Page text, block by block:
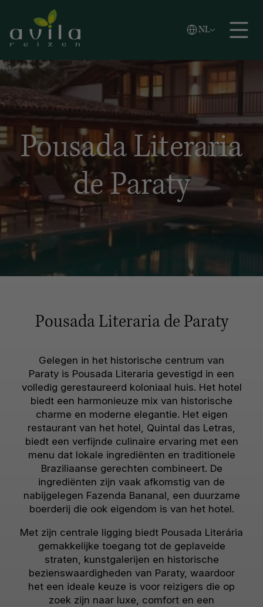
Zoeken
NL
Vlaams
English
Pousada Literaria
de Paraty
Pousada Literaria de Paraty
Gelegen in het historische centrum van
Paraty is Pousada Literaria gevestigd in een
volledig gerestaureerd koloniaal huis. Het hotel
biedt een harmonieuze mix van historische
charme en moderne elegantie. Het eigen
restaurant van het hotel, Quintal das Letras,
biedt een verfijnde culinaire ervaring met een
menu dat lokale ingrediënten en traditionele
Braziliaanse gerechten combineert. De
ingrediënten zijn vaak afkomstig van de
nabijgelegen Fazenda Bananal, een duurzame
boerderij die ook eigendom is van het hotel.
Met zijn centrale ligging biedt Pousada Literária
gemakkelijke toegang tot de geplaveide
straten, kunstgalerijen en historische
bezienswaardigheden van Paraty, waardoor
het een ideale keuze is voor reizigers die op
zoek zijn naar luxe, comfort en een